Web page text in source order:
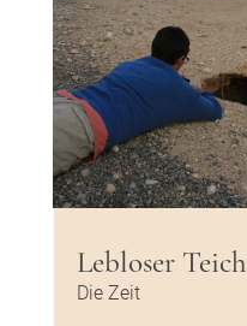
Lebloser Teich
Die Zeit